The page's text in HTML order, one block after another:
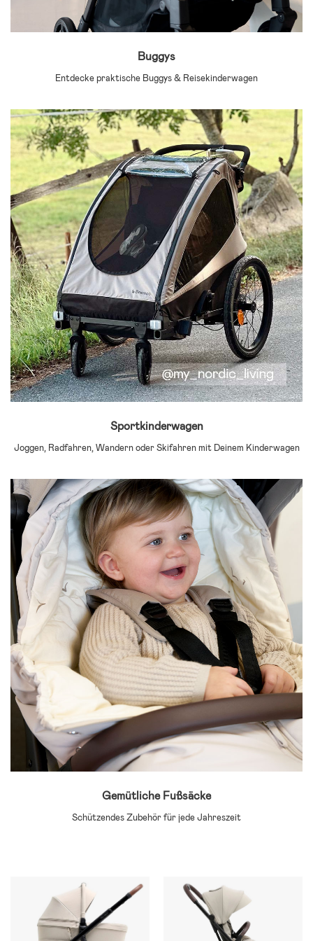
Buggys
Entdecke praktische Buggys & Reisekinderwagen
Sportkinderwagen
Joggen, Radfahren, Wandern oder Skifahren mit Deinem Kinderwagen
Gemütliche Fußsäcke
Schützendes Zubehör für jede Jahreszeit